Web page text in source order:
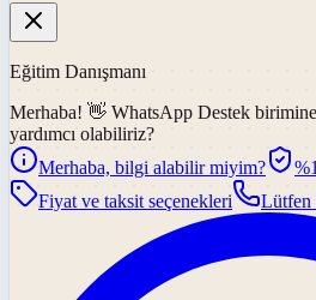
Eğitim Danışmanı
Merhaba! 👋 WhatsApp Destek
yardımcı olabiliriz?
Merhaba, bilgi alabilir miyim?
Fiyat ve taksit seçenekleri
Lütfen